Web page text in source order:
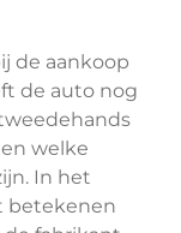
de aankoop
de auto nog
welke
In het
betekenen